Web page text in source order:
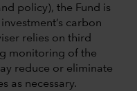
policy), the Fund is
carbon
relies on third
monitoring of the
reduce or eliminate
as necessary.